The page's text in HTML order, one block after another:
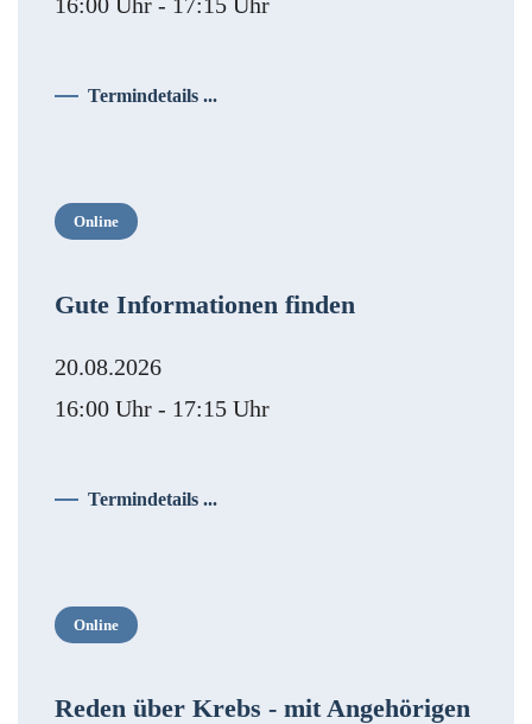
Termindetails ...
Online
Gute Informationen finden
20.08.2026
16:00 Uhr - 17:15 Uhr
Termindetails ...
Online
Reden über Krebs - mit Angehörigen